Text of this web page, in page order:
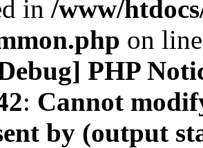
in /www/
on
PHP
: Cannot
by (output